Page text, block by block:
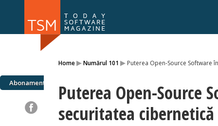
Home▸Numărul 101 ▸ Puterea Open-Source Software
Abonamente
Puterea Open-Source
securitatea cibernetică